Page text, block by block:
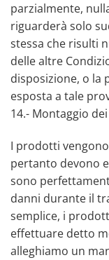
parzialmente,
riguarderà solo
stessa che risulti
delle altre
disposizione, o la
esposta a tale
14.- Montaggio
I prodotti
pertanto devono
sono
danni durante il
semplice, i
effettuare detto
alleghiamo un